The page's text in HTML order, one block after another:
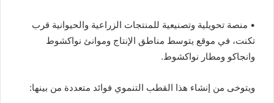
• منصة تحويلية وتصنيعية للمنتجات الزراعية والحيوانية قرب
تكنت، في موقع يتوسط مناطق الإنتاج وموانئ نواكشوط
وانجاكو ومطار نواكشوط.
ويتوخى من إنشاء هذا القطب التنموي فوائد متعددة من بينها: